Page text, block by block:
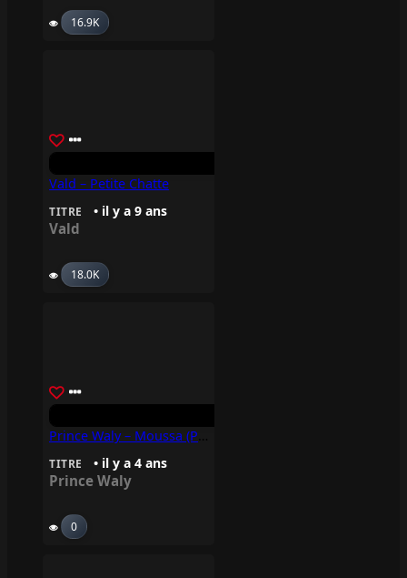
16.9K
Vald – Petite Chatte
TITRE • il y a 9 ans
Vald
18.0K
TITRE • il y a 4 ans
Prince Waly
0